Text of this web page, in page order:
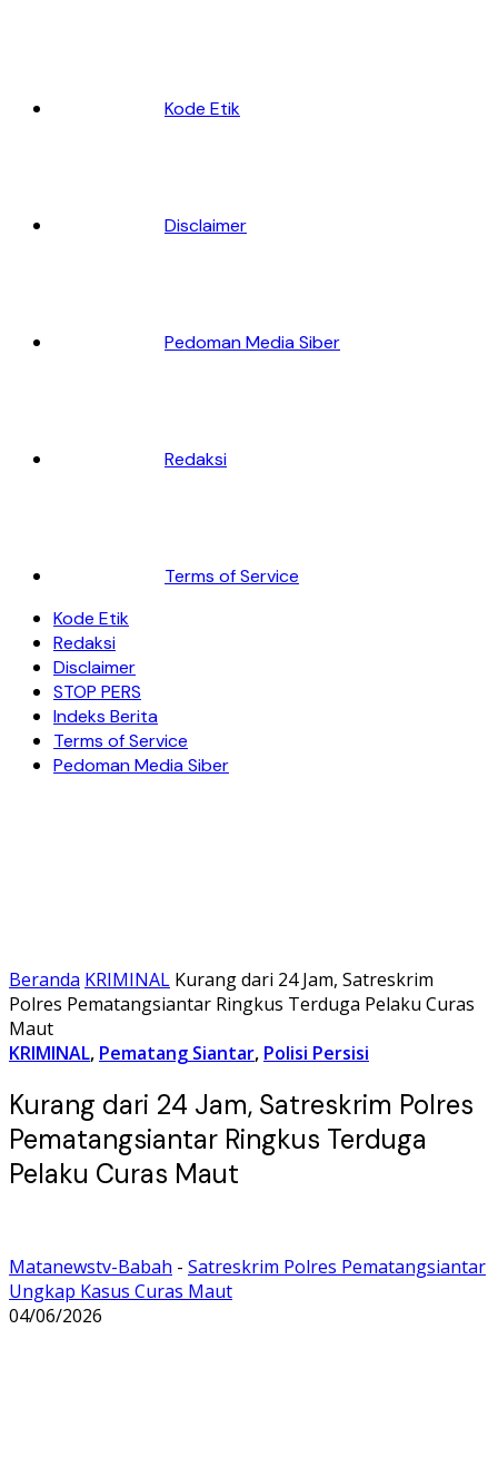
Kode Etik
Disclaimer
Pedoman Media Siber
Redaksi
Terms of Service
Kode Etik
Redaksi
Disclaimer
STOP PERS
Indeks Berita
Terms of Service
Pedoman Media Siber
Beranda KRIMINAL Kurang dari 24 Jam, Satreskrim
Polres Pematangsiantar Ringkus Terduga Pelaku Curas
Maut
KRIMINAL, Pematang Siantar, Polisi Persisi
Kurang dari 24 Jam, Satreskrim Polres
Pematangsiantar Ringkus Terduga
Pelaku Curas Maut
Matanewstv-Babah - Satreskrim Polres Pematangsiantar
Ungkap Kasus Curas Maut
04/06/2026